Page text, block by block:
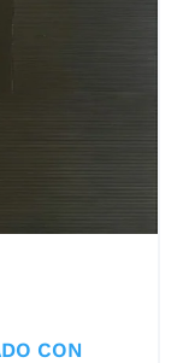
CON